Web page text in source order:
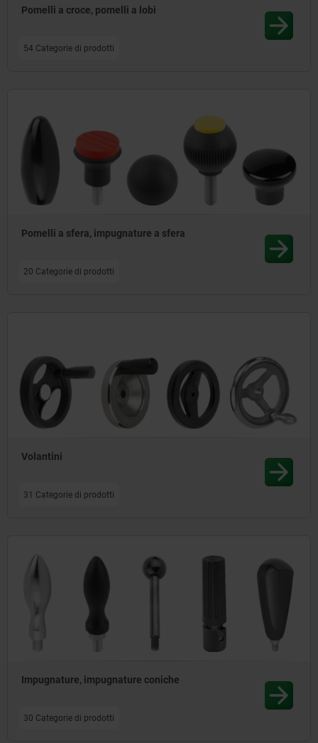
Pomelli a croce, pomelli a lobi
54 Categorie di prodotti
Pomelli a sfera, impugnature a sfera
20 Categorie di prodotti
Volantini
31 Categorie di prodotti
Impugnature, impugnature coniche
30 Categorie di prodotti